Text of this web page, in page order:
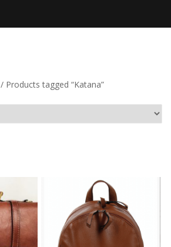
/ Products tagged “Katana”